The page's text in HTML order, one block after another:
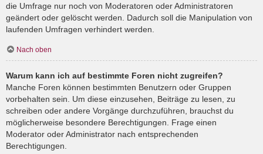
die Umfrage nur noch von Moderatoren oder Administratoren
geändert oder gelöscht werden. Dadurch soll die Manipulation von
laufenden Umfragen verhindert werden.
Nach oben
Warum kann ich auf bestimmte Foren nicht zugreifen?
Manche Foren können bestimmten Benutzern oder Gruppen
vorbehalten sein. Um diese einzusehen, Beiträge zu lesen, zu
schreiben oder andere Vorgänge durchzuführen, brauchst du
möglicherweise besondere Berechtigungen. Frage einen
Moderator oder Administrator nach entsprechenden
Berechtigungen.